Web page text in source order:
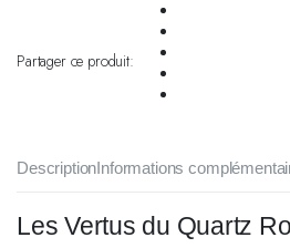
Partager ce produit:
DescriptionInformations
Les Vertus du Quartz